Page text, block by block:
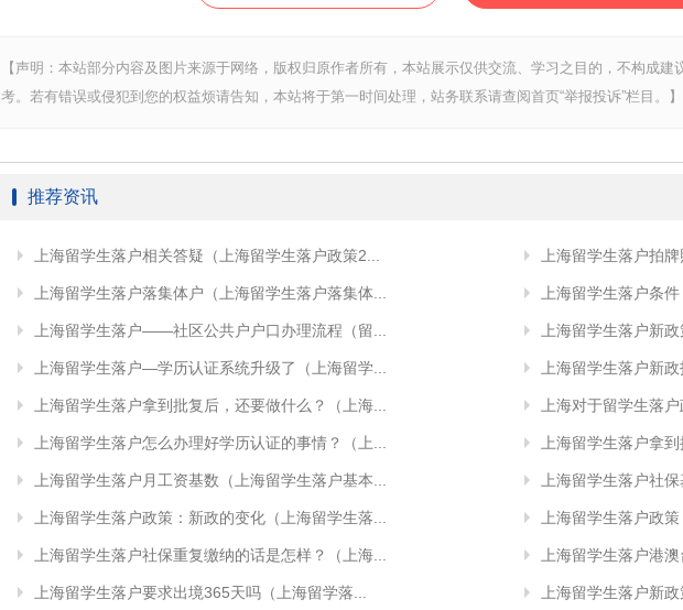
【声明：本站部分内容及图片来源于网络，版权归原作者所有，本站展示仅供交流、学习之目的，不构成建
考。若有错误或侵犯到您的权益烦请告知，本站将于第一时间处理，站务联系请查阅首页“举报投诉”栏目。】
推荐资讯
上海留学生落户相关答疑（上海留学生落户政策2...
上海留学生落户落集体户（上海留学生落户落集体...
上海留学生落户——社区公共户户口办理流程（留...
上海留学生落户—学历认证系统升级了（上海留学...
上海留学生落户拿到批复后，还要做什么？（上海...
上海留学生落户怎么办理好学历认证的事情？（上...
上海留学生落户月工资基数（上海留学生落户基本...
上海留学生落户政策：新政的变化（上海留学生落...
上海留学生落户社保重复缴纳的话是怎样？（上海...
上海留学生落户要求出境365天吗（上海留学落...
上海留学生落户拍
上海留学生落户条
上海留学生落户新
上海留学生落户新
上海对于留学生落
上海留学生落户拿
上海留学生落户社
上海留学生落户政
上海留学生落户港
上海留学生落户新